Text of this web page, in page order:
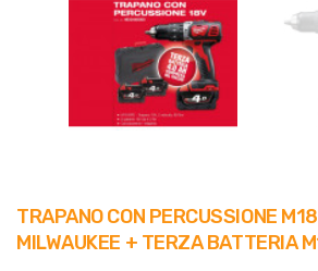
TRAPANO CON PERCUSSIONE
MILWAUKEE + TERZA BATTERIA